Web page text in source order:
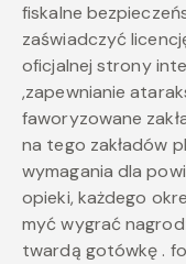
fiskalne
zaświadczyć
oficjalnej strony
,zapewnianie
faworyzowane
na tego zakładów
wymagania dla
opieki, każdego
myć wygrać
twardą gotówkę .